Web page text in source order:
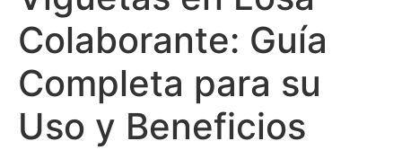
Colaborante: Guía
Completa para su
Uso y Beneficios